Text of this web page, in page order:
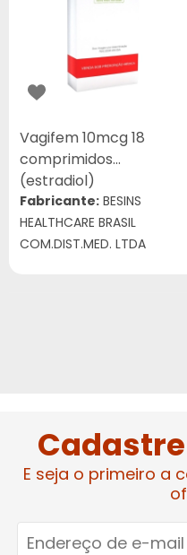
Vagifem 10mcg 18
comprimidos
(estradiol)
Fabricante: BESINS
HEALTHCARE BRASIL
COM.DIST.MED. LTDA
E seja o primeiro a